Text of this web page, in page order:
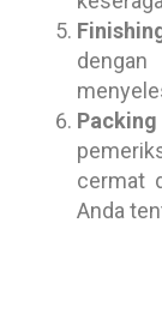
cermat
Anda